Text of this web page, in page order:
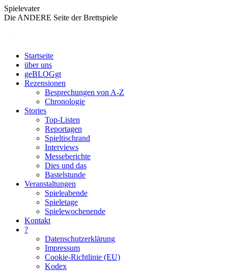
Zum
Inhalt
Spielevater
Die ANDERE Seite der Brettspiele
Startseite
über uns
geBLOGgt
Rezensionen
Besprechungen von A-Z
Chronologie
Stories
Top-Listen
Reportagen
Spieltischrand
Interviews
Messeberichte
Dies und das
Bastelstunde
Veranstaltungen
Spieleabende
Spieletage
Spielewochenende
Kontakt
?
Datenschutzerklärung
Impressum
Cookie-Richtlinie (EU)
Kodex